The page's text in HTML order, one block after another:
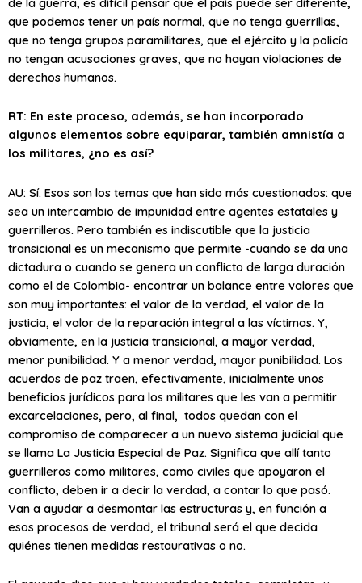
que podemos tener un país normal, que no tenga guerrillas,
que no tenga grupos paramilitares, que el ejército y la policía
no tengan acusaciones graves, que no hayan violaciones de
derechos humanos.
RT: En este proceso, además, se han incorporado
algunos elementos sobre equiparar, también amnistía a
los militares, ¿no es así?
AU: Sí. Esos son los temas que han sido más cuestionados: que
sea un intercambio de impunidad entre agentes estatales y
guerrilleros. Pero también es indiscutible que la justicia
transicional es un mecanismo que permite -cuando se da una
dictadura o cuando se genera un conflicto de larga duración
como el de Colombia- encontrar un balance entre valores que
son muy importantes: el valor de la verdad, el valor de la
justicia, el valor de la reparación integral a las víctimas. Y,
obviamente, en la justicia transicional, a mayor verdad,
menor punibilidad. Y a menor verdad, mayor punibilidad. Los
acuerdos de paz traen, efectivamente, inicialmente unos
beneficios jurídicos para los militares que les van a permitir
excarcelaciones, pero, al final, todos quedan con el
compromiso de comparecer a un nuevo sistema judicial que
se llama La Justicia Especial de Paz. Significa que allí tanto
guerrilleros como militares, como civiles que apoyaron el
conflicto, deben ir a decir la verdad, a contar lo que pasó.
Van a ayudar a desmontar las estructuras y, en función a
esos procesos de verdad, el tribunal será el que decida
quiénes tienen medidas restaurativas o no.